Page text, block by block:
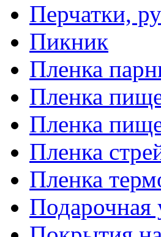
Перчатки,
Пикник
Пленка
Пленка
Пленка
Пленка
Пленка
Подарочная